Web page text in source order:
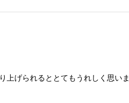
上げられるととてもうれしく思いま